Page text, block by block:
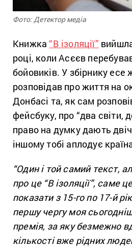
Фото: Детектор медіа
Книжка“В ізоляції”
році, коли Асєєв
бойовиків. У збірнику есе
розповідав про життя на
Донбасі та, як сам
фейсбуку, про “два світи,
право на думку дають
іншому тобі аплодує
“Один і той самий текст,
про це “В ізоляції”, саме
показати з 15-го по 17-й
першу чергу моя
премія, за яку безмежно
кількості вже рідних